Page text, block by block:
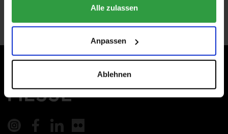
Alle zulassen
Anpassen
Ablehnen